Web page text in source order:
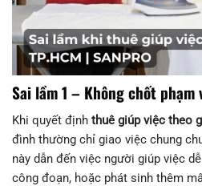
Sai lầm 1 – Không chốt
Khi quyết định thuê giúp việc theo
đình thường chỉ giao việc chung
này dẫn đến việc người giúp việc
công đoạn, hoặc phát sinh thêm